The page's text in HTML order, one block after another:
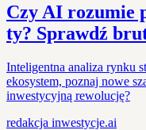
Czy AI rozumie
ty? Sprawdź
Inteligentna analiza rynku
ekosystem, poznaj nowe
inwestycyjną rewolucję?
redakcja inwestycje.ai